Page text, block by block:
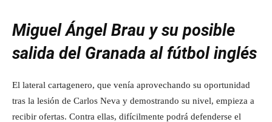
Miguel Ángel Brau y su posible
salida del Granada al fútbol inglés
El lateral cartagenero, que venía aprovechando su oportunidad
tras la lesión de Carlos Neva y demostrando su nivel, empieza a
recibir ofertas. Contra ellas, difícilmente podrá defenderse el